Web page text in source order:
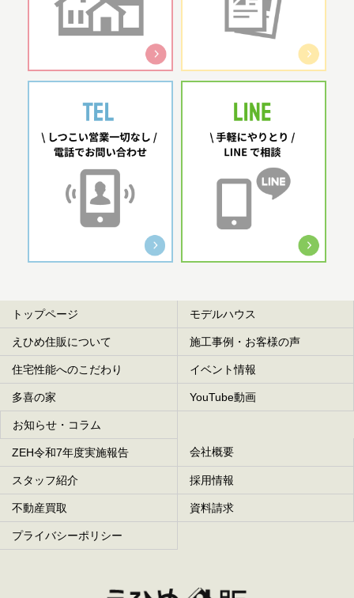
トップページ モデルハウス
えひめ住販について 施工事例・お客様の声
住宅性能へのこだわり イベント情報
多喜の家 YouTube動画
お知らせ・コラム
ZEH令和7年度実施報告 会社概要
スタッフ紹介 採用情報
不動産買取 資料請求
プライバシーポリシー